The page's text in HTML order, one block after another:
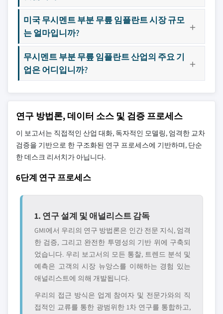
미국 무시멘트 부분 무릎 임플란트 시장 규모
는 얼마입니까?
무시멘트 부분 무릎 임플란트 산업의 주요 기
업은 어디입니까?
연구 방법론, 데이터 소스 및 검증 프로세스
이 보고서는 직접적인 산업 대화, 독자적인 모델링, 엄격한 교차
검증을 기반으로 한 구조화된 연구 프로세스에 기반하며, 단순
한 데스크 리서치가 아닙니다.
6단계 연구 프로세스
1. 연구 설계 및 애널리스트 감독
GMI에서 우리의 연구 방법론은 인간 전문 지식, 엄격
한 검증, 그리고 완전한 투명성의 기반 위에 구축되
었습니다. 우리 보고서의 모든 통찰, 트렌드 분석 및
예측은 고객의 시장 뉴앙스를 이해하는 경험 있는
애널리스트에 의해 개발됩니다.
우리의 접근 방식은 업계 참여자 및 전문가와의 직
접적인 교류를 통한 광범위한 1차 연구를 통합하고,